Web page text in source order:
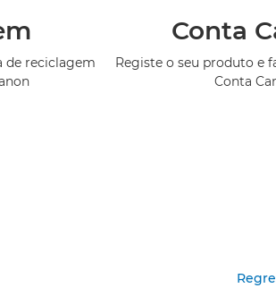
de reciclagem
Conta
Registe o seu produto e
Conta